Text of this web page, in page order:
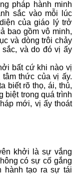
pháp hành minh
sắc vào mỗi lúc
của giáo lý trở
bao gồm vô minh,
và dòng trôi chảy
sắc, và do đó vị ấy
bất cứ khi nào vị
thức của vị ấy.
biết rõ thọ, ái, thủ,
biệt trong quá trình
mới, vị ấy thoát
khởi là sự vắng
có sự cố gắng
hành tạo ra sự tái